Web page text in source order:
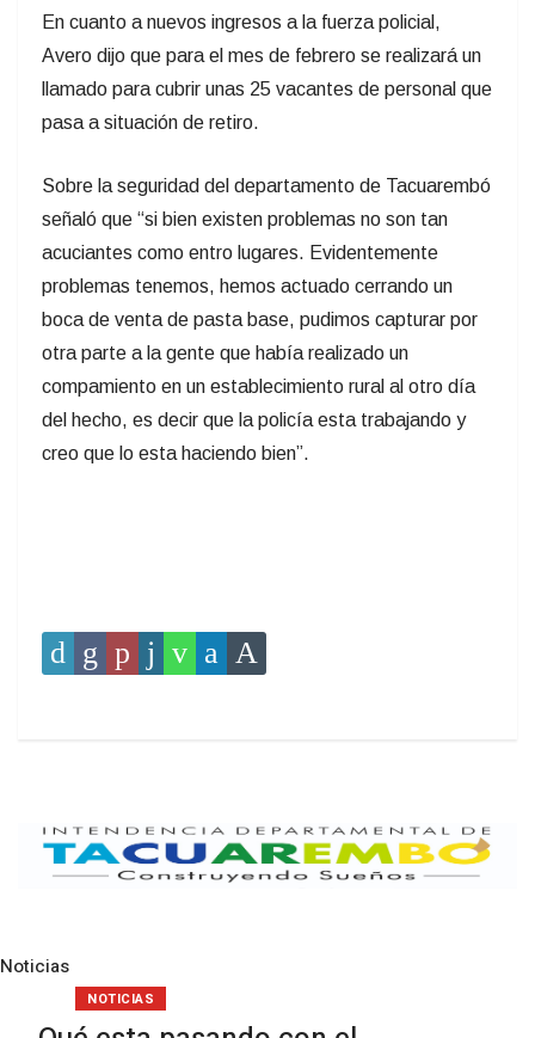
En cuanto a nuevos ingresos a la fuerza policial,
Avero dijo que para el mes de febrero se realizará un
llamado para cubrir unas 25 vacantes de personal que
pasa a situación de retiro.
Sobre la seguridad del departamento de Tacuarembó
señaló que “si bien existen problemas no son tan
acuciantes como entro lugares. Evidentemente
problemas tenemos, hemos actuado cerrando un
boca de venta de pasta base, pudimos capturar por
otra parte a la gente que había realizado un
compamiento en un establecimiento rural al otro día
del hecho, es decir que la policía esta trabajando y
creo que lo esta haciendo bien”.
Noticias